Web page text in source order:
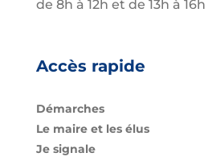
de 8h à 12h et de 13h à 16h
Accès rapide
Démarches
Le maire et les élus
Je signale